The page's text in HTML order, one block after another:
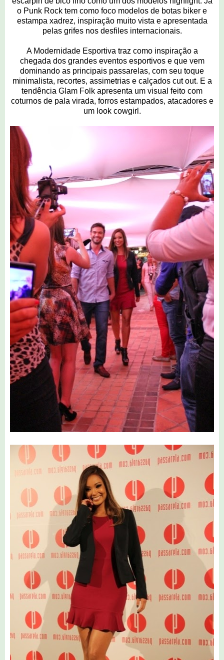
o Punk Rock tem como foco modelos de botas biker e
estampa xadrez, inspiração muito vista e apresentada
pelas grifes nos desfiles internacionais.
A Modernidade Esportiva traz como inspiração a
chegada dos grandes eventos esportivos e que vem
dominando as principais passarelas, com seu toque
minimalista, recortes, assimetrias e calçados cut out. E a
tendência Glam Folk apresenta um visual feito com
coturnos de pala virada, forros estampados, atacadores e
um look cowgirl.